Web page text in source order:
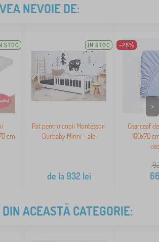
NEVOIE DE:
STOC
cm
IN STOC
Pat pentru copii Montessori
Ourbaby Minni - alb
de la932lei
-28%
Cearceaf
160x70
>
ACEASTĂ CATEGORIE: